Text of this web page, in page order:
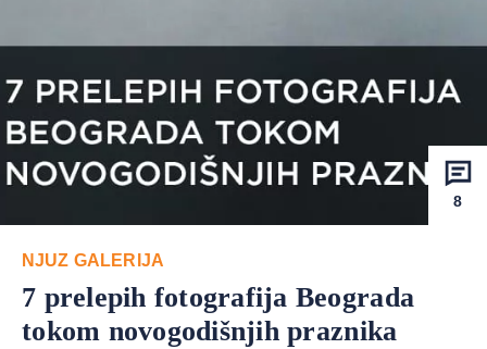
8
NJUZ GALERIJA
7 prelepih fotografija Beograda
tokom novogodišnjih praznika